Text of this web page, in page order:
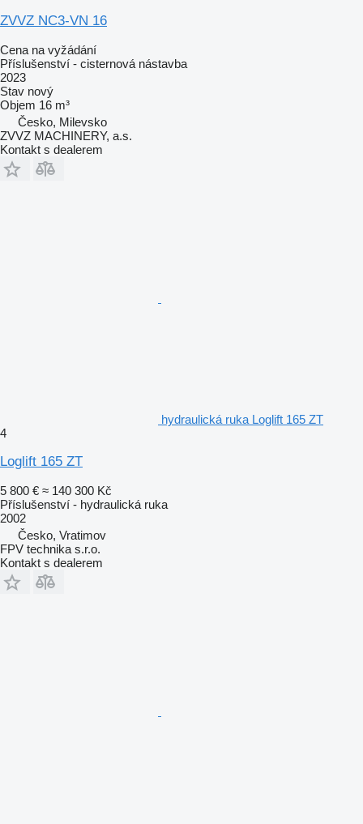
ZVVZ NC3-VN 16
Cena na vyžádání
Příslušenství - cisternová nástavba
2023
Stav nový
Objem 16 m³
Česko, Milevsko
ZVVZ MACHINERY, a.s.
Kontakt s dealerem
hydraulická ruka Loglift 165 ZT
4
Loglift 165 ZT
5 800 € ≈ 140 300 Kč
Příslušenství - hydraulická ruka
2002
Česko, Vratimov
FPV technika s.r.o.
Kontakt s dealerem